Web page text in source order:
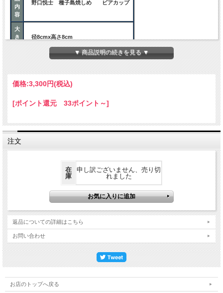
内
容
野口悦士 種子島焼しめ ビアカップ
大
き
さ
径8cmx高さ8cm
ご
注
ご注意事項
はじめにお使いになるときは、半日くら
使いください。
▼ 商品説明の続きを見る ▼
価格:3,300円(税込)
[ポイント還元 33ポイント～]
注文
在
庫
申し訳ございません、売り切
れました
返品についての詳細はこちら
お問い合わせ
お店のトップへ戻る